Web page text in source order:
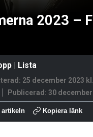
2023 –
| Lista
25 december 2023 kl.
Publicerad: 30
artikeln Kopiera länk